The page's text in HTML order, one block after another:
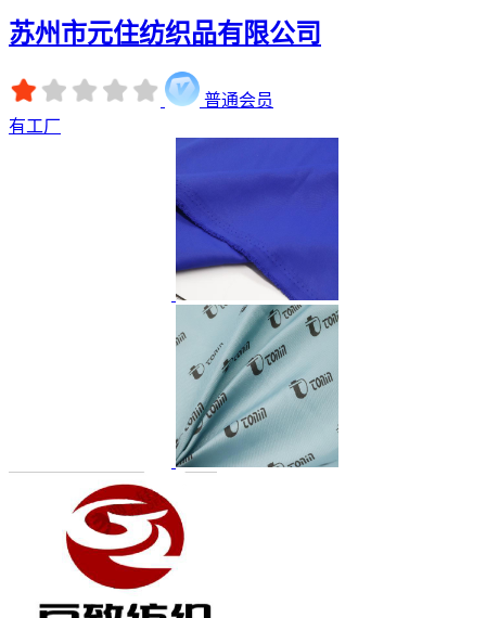
苏州市元住纺织品有限公司
普通会员
有工厂